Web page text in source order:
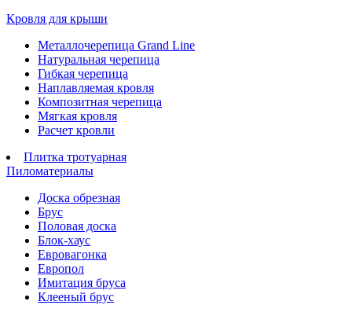
Кровля для крыши
Металлочерепица Grand Line
Натуральная черепица
Гибкая черепица
Наплавляемая кровля
Композитная черепица
Мягкая кровля
Расчет кровли
Плитка тротуарная
Пиломатериалы
Доска обрезная
Брус
Половая доска
Блок-хаус
Евровагонка
Европол
Имитация бруса
Клееный брус